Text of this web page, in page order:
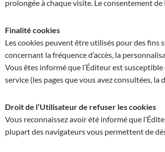
prolongée à chaque visite. Le consentement
Finalité cookies
Les cookies peuvent être utilisés pour des
concernant la fréquence d’accès, la
Vous êtes informé que l’Éditeur est
service (les pages que vous avez consultées,
Droit de l’Utilisateur de refuser les cookies
Vous reconnaissez avoir été informé que
plupart des navigateurs vous permettent de